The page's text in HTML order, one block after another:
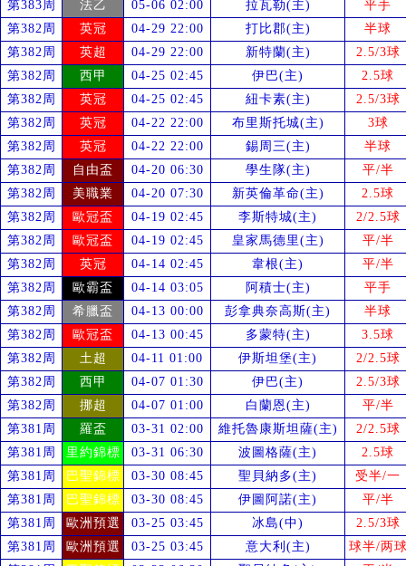
第383周
法乙 05-06 02:00 拉瓦勒(主)
平手
第382周
英冠 04-29 22:00 打比郡(主)
半球
第382周
英超 04-29 22:00 新特蘭(主)
2.5/3球
第382周
西甲 04-25 02:45 伊巴(主)
2.5球
第382周
英冠 04-25 02:45 紐卡素(主)
2.5/3球
第382周
英冠 04-22 22:00 布里斯托城(主)
3球
第382周
英冠 04-22 22:00 錫周三(主)
半球
第382周
自由盃 04-20 06:30 學生隊(主)
平/半
第382周
美職業 04-20 07:30 新英倫革命(主)
2.5球
第382周
歐冠盃 04-19 02:45 李斯特城(主)
2/2.5球
第382周
歐冠盃 04-19 02:45 皇家馬德里(主)
平/半
第382周
英冠 04-14 02:45 韋根(主)
平/半
第382周
歐霸盃 04-14 03:05 阿積士(主)
平手
第382周
希臘盃 04-13 00:00 彭拿典奈高斯(主)
半球
第382周
歐冠盃 04-13 00:45 多蒙特(主)
3.5球
第382周
土超 04-11 01:00 伊斯坦堡(主)
2/2.5球
第382周
西甲 04-07 01:30 伊巴(主)
2.5/3球
第382周
挪超 04-07 01:00 白蘭恩(主)
平/半
第381周
羅盃 03-31 02:00 維托魯康斯坦薩(主)
2/2.5球
第381周
里約錦標 03-31 06:30 波圖格薩(主)
2.5球
第381周
巴聖錦標 03-30 08:45 聖貝納多(主) 受半/一
第381周
巴聖錦標 03-30 08:45 伊圖阿諾(主)
平/半
第381周
歐洲預選 03-25 03:45 冰島(中)
2.5/3球
第381周
歐洲預選 03-25 03:45 意大利(主)
球半/两